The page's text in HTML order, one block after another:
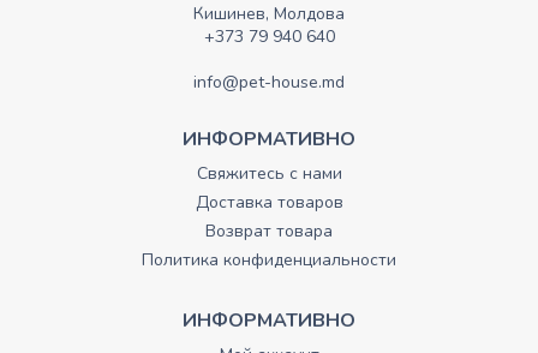
Кишинев, Молдова
+373 79 940 640
info@pet-house.md
ИНФОРМАТИВНО
Свяжитесь с нами
Доставка товаров
Возврат товара
Политика конфиденциальности
ИНФОРМАТИВНО